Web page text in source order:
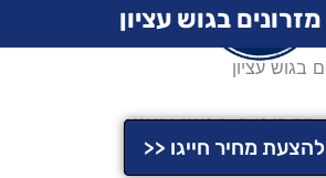
מזרונים בגוש עציון
בגוש עציון
מזרונים בגוש עציון
מחיר חייגו <<